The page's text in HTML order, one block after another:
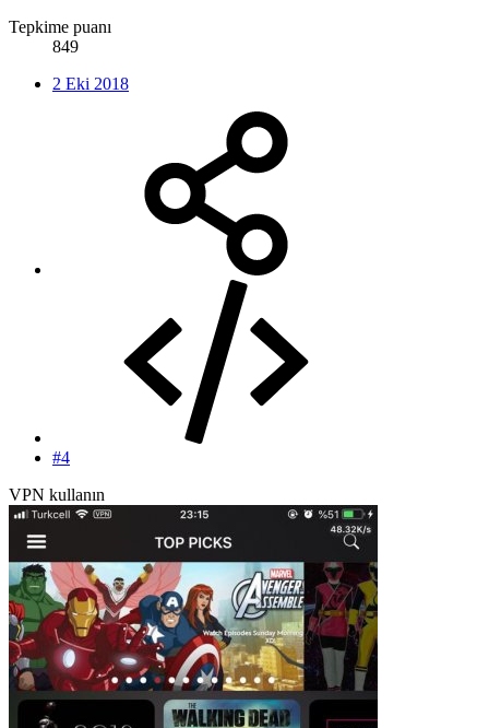
Tepkime puanı
849
2 Eki 2018
#4
VPN kullanın